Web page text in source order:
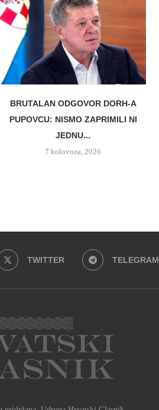
BRUTALAN ODGOVOR DORH-A
PUPOVCU: NISMO ZAPRIMILI NI
JEDNU...
7 kolovoza, 2026
TWITTER TELEGRAM